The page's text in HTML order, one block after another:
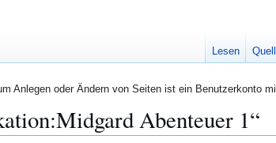
Anlegen oder Ändern von Seiten ist ein Benutzerkonto
Abenteuer 1“
Lesen